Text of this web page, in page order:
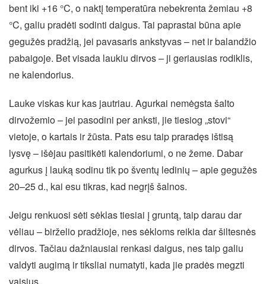
bent iki +16 °C, o naktį temperatūra nebekrenta žemiau +8
°C, galiu pradėti sodinti daigus. Tai paprastai būna apie
gegužės pradžią, jei pavasaris ankstyvas – net ir balandžio
pabaigoje. Bet visada laukiu dirvos – ji geriausias rodiklis,
ne kalendorius.
Lauke viskas kur kas jautriau. Agurkai nemėgsta šalto
dirvožemio – jei pasodini per anksti, jie tiesiog „stovi“
vietoje, o kartais ir žūsta. Pats esu taip praradęs ištisą
lysvę – išėjau pasitikėti kalendoriumi, o ne žeme. Dabar
agurkus į lauką sodinu tik po šventų ledinių – apie gegužės
20–25 d., kai esu tikras, kad negrįš šalnos.
Jeigu renkuosi sėti sėklas tiesiai į gruntą, taip darau dar
vėliau – birželio pradžioje, nes sėkloms reikia dar šiltesnės
dirvos. Tačiau dažniausiai renkasi daigus, nes taip galiu
valdyti augimą ir tiksliai numatyti, kada jie pradės megzti